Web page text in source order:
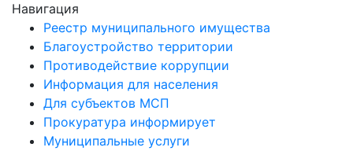
Навигация
Реестр муниципального имущества
Благоустройство территории
Противодействие коррупции
Информация для населения
Для субъектов МСП
Прокуратура информирует
Муниципальные услуги